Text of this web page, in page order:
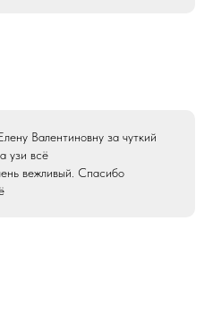
Валентиновну за чуткий
узи всё
вежливый. Спасибо